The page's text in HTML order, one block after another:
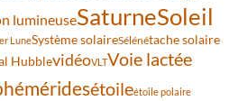
lumineuseSaturneSoleil
LuneSystème solaireSélénétache solaire
HubblevidéoVLTVoie lactée
étoileétoile polaire